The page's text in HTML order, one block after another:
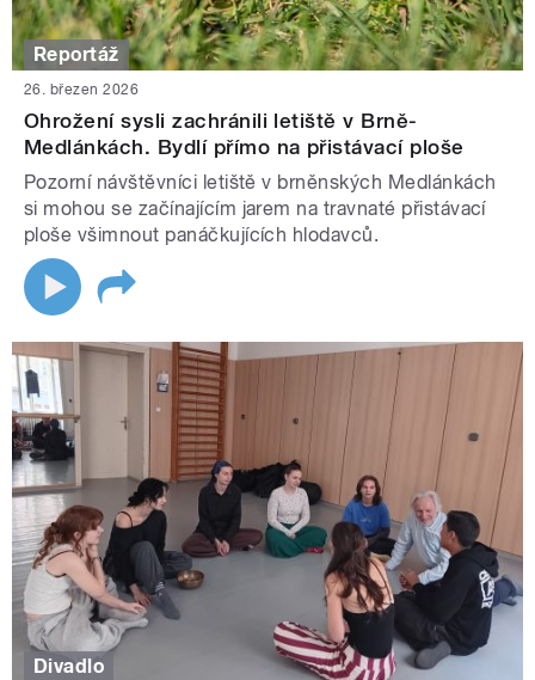
Reportáž
26. březen 2026
Ohrožení sysli zachránili letiště v Brně-
Medlánkách. Bydlí přímo na přistávací ploše
Pozorní návštěvníci letiště v brněnských Medlánkách
si mohou se začínajícím jarem na travnaté přistávací
ploše všimnout panáčkujících hlodavců.
Divadlo